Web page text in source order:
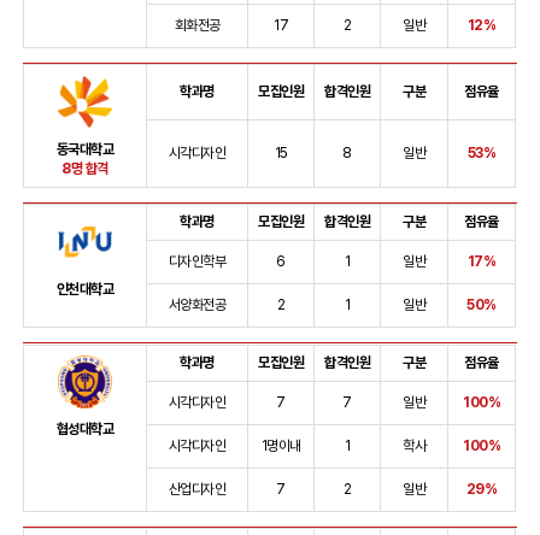
회화전공 17 2 일반 12%
동국대학교
8명 합격
학과명 모집인원 합격인원 구분 점유율
시각디자인 15 8 일반 53%
인천대학교
학과명 모집인원 합격인원 구분 점유율
디자인학부 6 1 일반 17%
서양화전공 2 1 일반 50%
협성대학교
학과명 모집인원 합격인원 구분 점유율
시각디자인 7 7 일반 100%
시각디자인 1명이내 1 학사 100%
산업디자인 7 2 일반 29%